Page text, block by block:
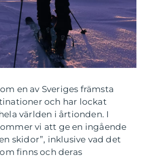
en av Sveriges främsta
och har lockat
världen i årtionden. I
vi att ge en ingående
skidor”, inklusive vad det
finns och deras